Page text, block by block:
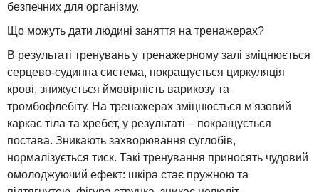
безпечних для організму.
Що можуть дати людині заняття на тренажерах?
В результаті тренувань у тренажерному залі зміцнюється
серцево-судинна система, покращується циркуляція
крові, знижується ймовірність варикозу та
тромбофлебіту. На тренажерах зміцнюється м'язовий
каркас тіла та хребет, у результаті – покращується
постава. Зникають захворювання суглобів,
нормалізується тиск. Такі тренування приносять чудовий
омолоджуючий ефект: шкіра стає пружною та